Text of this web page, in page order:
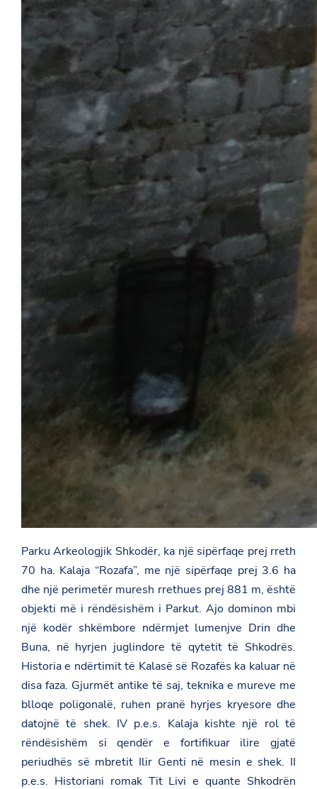
Parku Arkeologjik Shkodër, ka një sipërfaqe prej rreth
70 ha. Kalaja “Rozafa”, me një sipërfaqe prej 3.6 ha
dhe një perimetër muresh rrethues prej 881 m, është
objekti më i rëndësishëm i Parkut. Ajo dominon mbi
një kodër shkëmbore ndërmjet lumenjve Drin dhe
Buna, në hyrjen juglindore të qytetit të Shkodrës.
Historia e ndërtimit të Kalasë së Rozafës ka kaluar në
disa faza. Gjurmët antike të saj, teknika e mureve me
blloqe poligonalë, ruhen pranë hyrjes kryesore dhe
datojnë të shek. IV p.e.s. Kalaja kishte një rol të
rëndësishëm si qendër e fortifikuar ilire gjatë
periudhës së mbretit Ilir Genti në mesin e shek. II
p.e.s. Historiani romak Tit Livi e quante Shkodrën